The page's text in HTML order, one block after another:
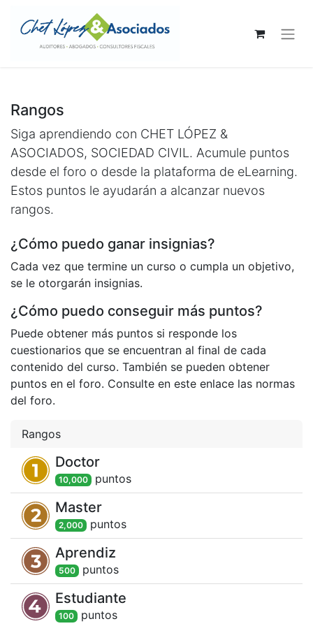
Rangos
Siga aprendiendo con CHET LÓPEZ &
ASOCIADOS, SOCIEDAD CIVIL. Acumule puntos
desde el foro o desde la plataforma de eLearning.
Estos puntos le ayudarán a alcanzar nuevos
rangos.
¿Cómo puedo ganar insignias?
Cada vez que termine un curso o cumpla un objetivo,
se le otorgarán insignias.
¿Cómo puedo conseguir más puntos?
Puede obtener más puntos si responde los
cuestionarios que se encuentran al final de cada
contenido del curso. También se pueden obtener
puntos en el foro. Consulte en este enlace las normas
del foro.
Rangos
Doctor
10,000 puntos
Master
2,000 puntos
Aprendiz
500 puntos
Estudiante
100 puntos